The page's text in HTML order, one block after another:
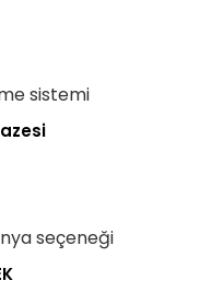
sistemi
seçeneği